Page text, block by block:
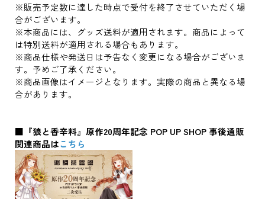
※販売予定数に達した時点で受付を終了させていただく場
合がございます。
※本商品には、グッズ送料が適用されます。商品によって
は特別送料が適用される場合もあります。
※商品仕様や発送日は予告なく変更になる場合がございま
す。予めご了承ください。
※商品画像はイメージとなります。実際の商品と異なる場
合があります。
■『狼と香辛料』原作20周年記念 POP UP SHOP 事後通販
関連商品はこちら